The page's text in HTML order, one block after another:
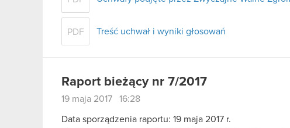
PDF Treść uchwał i wyniki głosowań
Raport bieżący nr 7/2017
19 maja 2017 16:28
Data sporządzenia raportu: 19 maja 2017 r.